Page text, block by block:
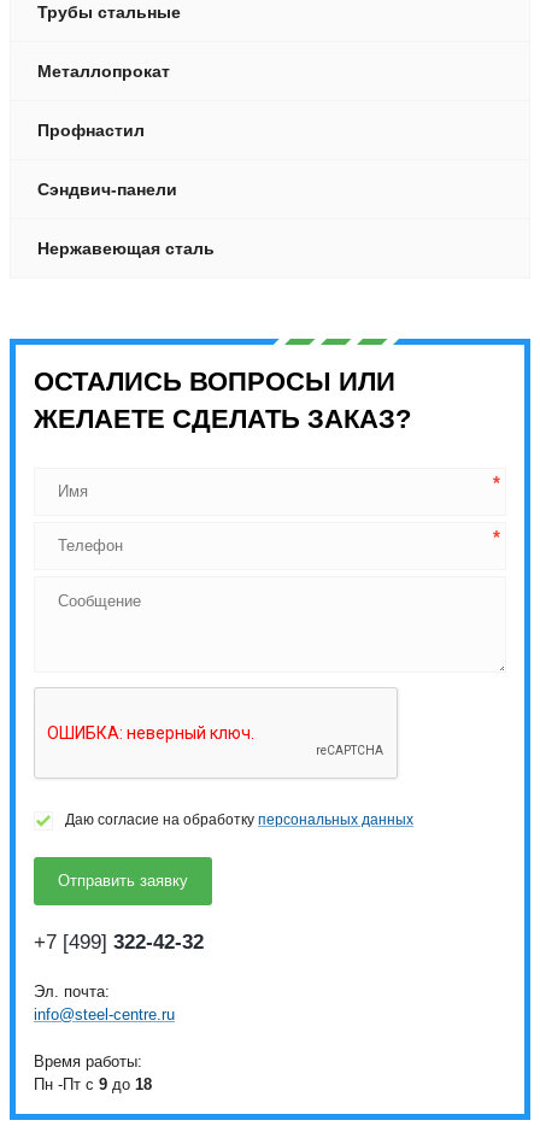
Трубы стальные
Металлопрокат
Профнастил
Сэндвич-панели
Нержавеющая сталь
ОСТАЛИСЬ ВОПРОСЫ ИЛИ
ЖЕЛАЕТЕ СДЕЛАТЬ ЗАКАЗ?
Даю согласие на обработку персональных данных
+7 [499] 322-42-32
Эл. почта:
info@steel-centre.ru
Время работы:
Пн -Пт с 9 до 18